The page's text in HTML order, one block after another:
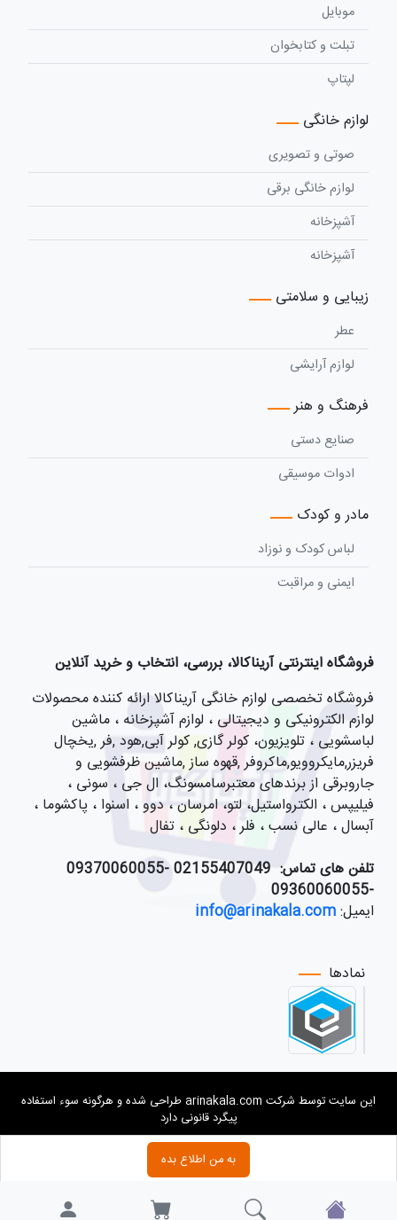
به من اطلاع بده
فروشگاه اینترنتی آریناکالا، بررسی، انتخاب و خرید آنلاین
فروشگاه تخصصی لوازم خانگی آریناکالا ارائه کننده محصولات
لوازم الکترونیکی و دیجیتالی ، لوازم آشپزخانه ، ماشین
لباسشویی ، تلویزیون، کولر گازی, کولر آبی,هود ,فر ,یخچال
فریزر,مایکروویو,ماکروفر ,قهوه ساز ,ماشین ظرفشویی و
جاروبرقی از برندهای معتبرسامسونگ، ال جی ، سونی ،
فیلیپس ، الکترواستیل، لتو، امرسان ، دوو ، اسنوا ، پاکشوما ،
آبسال ، عالی نسب ، فلر ، دلونگی ، تفال
تلفن های تماس:
021
55407049 -09370060055
-09360060055
ایمیل:info@arinakala.com
نمادها
موبایل
تبلت و کتابخوان
لپتاپ
لوازم خانگی
صوتی و تصویری
لوازم خانگی برقی
آشپزخانه
آشپزخانه
زیبایی و سلامتی
عطر
لوازم آرایشی
فرهنگ و هنر
صنایع دستی
ادوات موسیقی
مادر و کودک
لباس کودک و نوزاد
ایمنی و مراقبت
این سایت توسط شرکت arinakala.com طراحی شده و هرگونه سوء استفاده
پیگرد قانونی دارد